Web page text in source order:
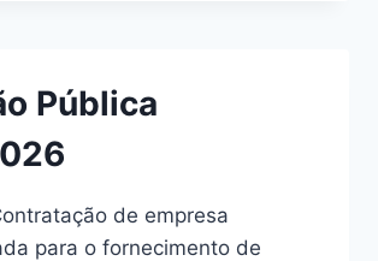
Pública
de empresa
para o fornecimento de